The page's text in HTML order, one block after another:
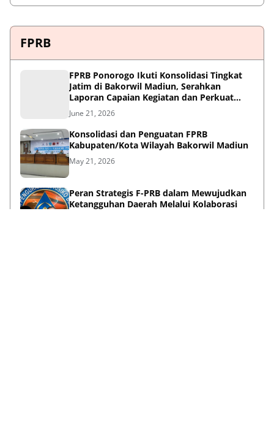
FPRB
FPRB Ponorogo Ikuti Konsolidasi Tingkat
Jatim di Bakorwil Madiun, Serahkan
Laporan Capaian Kegiatan dan Perkuat
Sinergi Pentahelix
June 21, 2026
Konsolidasi dan Penguatan FPRB
Kabupaten/Kota Wilayah Bakorwil Madiun
May 21, 2026
Peran Strategis F-PRB dalam Mewujudkan
Ketangguhan Daerah Melalui Kolaborasi